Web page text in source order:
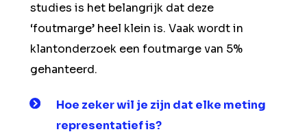
studies is het belangrijk dat deze
‘foutmarge’ heel klein is. Vaak wordt in
klantonderzoek een foutmarge van 5%
gehanteerd.
Hoe zekerwil je zijn dat elke meting
representatief is?